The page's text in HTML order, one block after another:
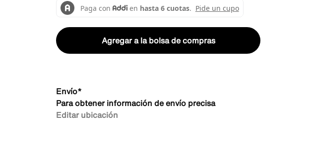
Agregar a la bolsa de compras
Envío*
Para obtener información de envío precisa
Editar ubicación